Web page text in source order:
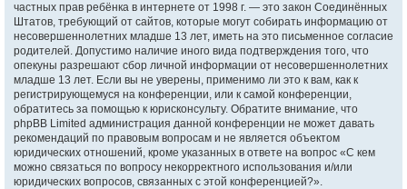
частных прав ребёнка в интернете от 1998 г. — это закон Соединённых
Штатов, требующий от сайтов, которые могут собирать информацию от
несовершеннолетних младше 13 лет, иметь на это письменное согласие
родителей. Допустимо наличие иного вида подтверждения того, что
опекуны разрешают сбор личной информации от несовершеннолетних
младше 13 лет. Если вы не уверены, применимо ли это к вам, как к
регистрирующемуся на конференции, или к самой конференции,
обратитесь за помощью к юрисконсульту. Обратите внимание, что
phpBB Limited администрация данной конференции не может давать
рекомендаций по правовым вопросам и не является объектом
юридических отношений, кроме указанных в ответе на вопрос «С кем
можно связаться по вопросу некорректного использования и/или
юридических вопросов, связанных с этой конференцией?».